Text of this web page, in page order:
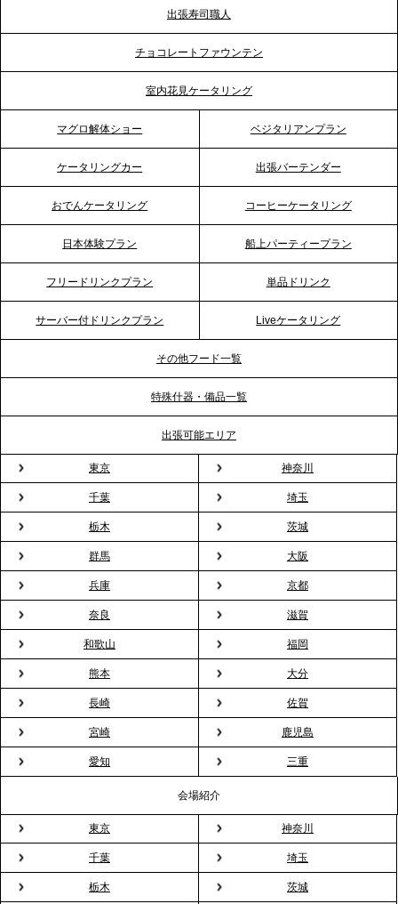
2026.5.12
プレスリリースのご案内｜ケータリングのセカンド
2026.4.21
プレスリリースのご案内｜「温かな食」が会話のス
イッチに。新入社員研修で《食体験としてのケータ
プレスリリースのご案内｜ケータリングのセカンド
テーブル、横浜事務所を新設。神奈川エリアのサー
ビス提供体制を強化し、質の高い「場づくり」をサ
TBS「Nスタ」で、2ndTable「1DISH」の花見オー
ドブルが紹介されました
2026.3.23
プレスリリースのご案内｜入社式の“そのまま懇親
ィスケータリング』という新しい活用法
2026.3.20
NHK「ニュースウオッチ9」で、2ndTable「室内花
見」が紹介されました
プレスリリースのご案内｜2026年、春の親睦は「花
粉レス」な室内花見。福利厚生としても注目され
る、快適で新しいお花見体験
2026.3.5
プレスリリースのご案内｜「室内お花見」の法人利
用が前年比4倍に急増。オフィスに桜が届く福利厚生
の新定番
出張寿司職人
チョコレートファウンテン
室内花見ケータリング
マグロ解体ショー ベジタリアンプラン
ケータリングカー 出張バーテンダー
おでんケータリング コーヒーケータリング
日本体験プラン 船上パーティープラン
フリードリンクプラン 単品ドリンク
サーバー付ドリンクプラン Liveケータリング
その他フード一覧
特殊什器・備品一覧
出張可能エリア
東京 神奈川
千葉 埼玉
栃木 茨城
群馬 大阪
兵庫 京都
奈良 滋賀
和歌山 福岡
熊本 大分
長崎 佐賀
宮崎 鹿児島
愛知 三重
会場紹介
東京 神奈川
千葉 埼玉
栃木 茨城